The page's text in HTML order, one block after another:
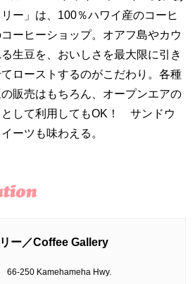
ー」は、100％ハワイ産のコーヒ
ーヒーショップ。オアフ島やカウ
生豆を、おいしさを最大限に引き
ローストするのがこだわり。各種
販売はもちろん、オープンエアの
して利用してもOK！ サンドウ
ーツも味わえる。
ー／Coffee Gallery
66-250 Kamehameha Hwy.